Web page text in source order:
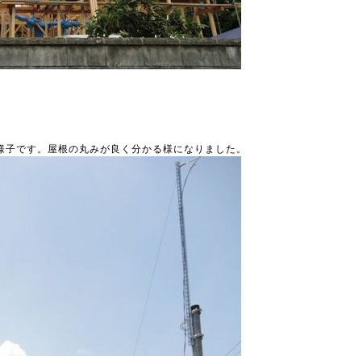
です。屋根の丸みが良く分かる様になりました。